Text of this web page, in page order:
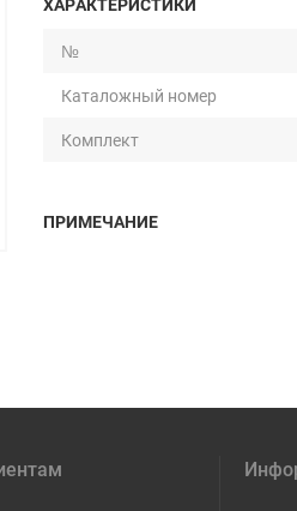
№
Каталожный номер
Комплект
ПРИМЕЧАНИЕ